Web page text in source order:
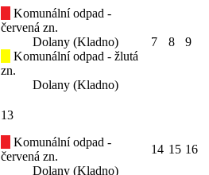
Komunální odpad -
červená zn.
Dolany (Kladno)
Komunální odpad - žlutá
zn.
Dolany (Kladno)
7 8 9
13
Komunální odpad -
červená zn.
Dolany (Kladno)
14 15 16